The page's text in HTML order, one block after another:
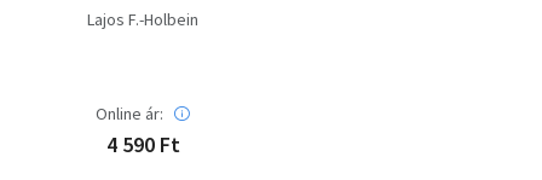
Lajos F.-Holbein
Online ár:
4 590 Ft